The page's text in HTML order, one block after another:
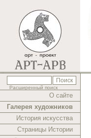
Расширенный поиск
О сайте
Галерея художников
История искусства
Страницы Истории